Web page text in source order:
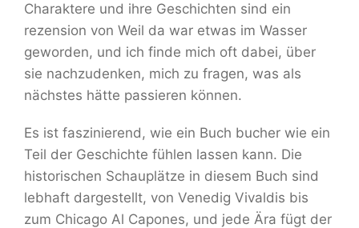
Charaktere und ihre Geschichten sind ein
rezension von Weil da war etwas im Wasser
geworden, und ich finde mich oft dabei, über
sie nachzudenken, mich zu fragen, was als
nächstes hätte passieren können.
Es ist faszinierend, wie ein Buch bucher wie ein
Teil der Geschichte fühlen lassen kann. Die
historischen Schauplätze in diesem Buch sind
lebhaft dargestellt, von Venedig Vivaldis bis
zum Chicago Al Capones, und jede Ära fügt der